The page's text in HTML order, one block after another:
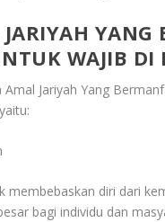
WAJIB DI
Amal Jariyah Yang
membebaskan diri dari
bagi individu dan